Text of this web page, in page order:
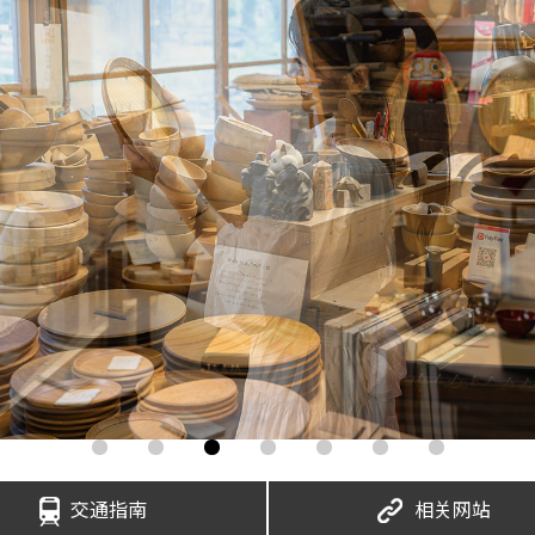
交通指南 相关网站